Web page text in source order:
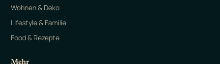
Wohnen & Deko
Lifestyle & Familie
Food & Rezepte
Mehr